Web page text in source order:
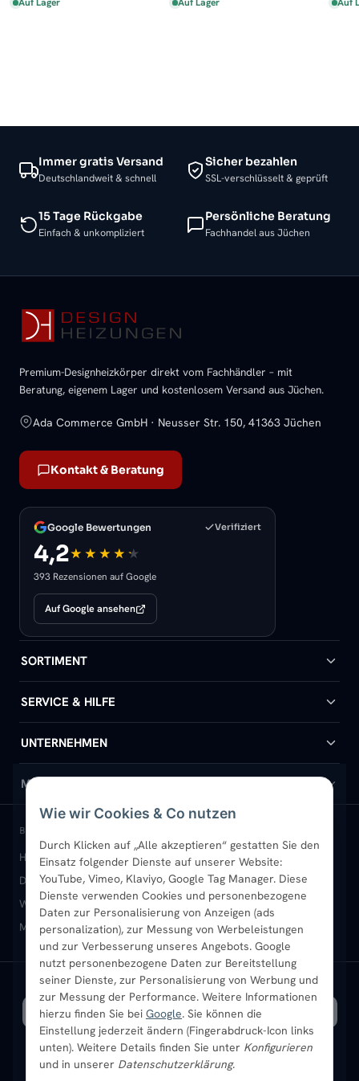
Wie wir Cookies & Co nutzen
Durch Klicken auf „Alle akzeptieren“ gestatten Sie den
Einsatz folgender Dienste auf unserer Website:
YouTube, Vimeo, Klaviyo, Google Tag Manager. Diese
Dienste verwenden Cookies und personenbezogene
Daten zur Personalisierung von Anzeigen (ads
personalization), zur Messung von Werbeleistungen
und zur Verbesserung unseres Angebots. Google
nutzt personenbezogene Daten zur Bereitstellung
seiner Dienste, zur Personalisierung von Werbung und
zur Messung der Performance. Weitere Informationen
hierzu finden Sie bei Google. Sie können die
Einstellung jederzeit ändern (Fingerabdruck-Icon links
unten). Weitere Details finden Sie unter Konfigurieren
und in unserer Datenschutzerklärung.
Immer gratis Versand
Deutschlandweit & schnell
Sicher bezahlen
SSL-verschlüsselt & geprüft
15 Tage Rückgabe
Einfach & unkompliziert
Persönliche Beratung
Fachhandel aus Jüchen
Premium-Designheizkörper direkt vom Fachhändler – mit
Beratung, eigenem Lager und kostenlosem Versand aus Jüchen.
Ada Commerce GmbH · Neusser Str. 150, 41363 Jüchen
Kontakt & Beratung
Google Bewertungen Verifiziert
4,2
393 Rezensionen auf Google
Auf Google ansehen
SORTIMENT
Badheizkörper
Handtuchheizkörper
Design-Heizkörper
Paneelheizkörper
Vertikal-Heizkörper
Heizkörper-Zubehör
SERVICE & HILFE
Hilfe & Kontakt
Versand & Lieferung
Rückgabe & Widerruf
Garantie & Gewährleistung
Montageservice vor Ort
Sendung verfolgen
UNTERNEHMEN
Wir über uns
Standort & Abholung Jüchen
B2B-Kunden
Karriere
Ratgeber
Bestpreisgarantie
MEIN KONTO
Anmelden / Mein Konto
Merkliste
Newsletter
Aktuelle Angebote
BELIEBTE KATEGORIEN
Heizkörper kaufenBadheizkörperHandtuchheizkörper
Design-HeizkörperPaneelheizkörperVertikal-Heizkörper
Wandheizkörper Wohnraum-Heizkörper Badheizkörper Schwarz
Mischbetrieb-HeizkörperHeizkörper-ZubehörAktuelle Angebote
VERSAND MIT